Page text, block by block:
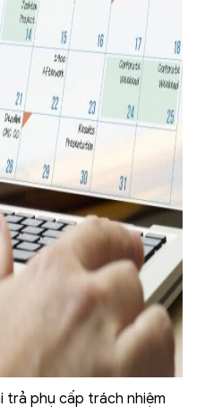
trả phụ cấp trách nhiệm